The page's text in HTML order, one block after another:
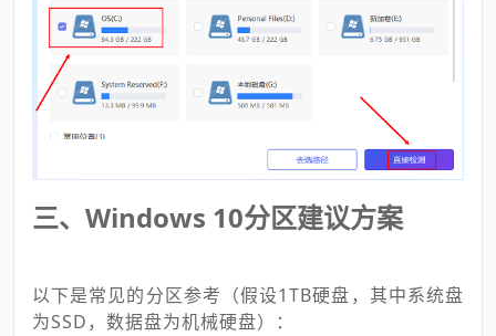
三、Windows 10分区建议方案
以下是常见的分区参考（假设1TB硬盘，其中系统盘
为SSD，数据盘为机械硬盘）：